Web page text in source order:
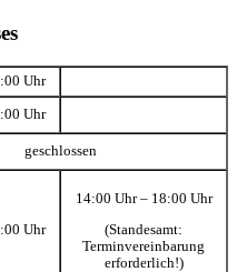
Uhr
Uhr
geschlossen
Uhr
14:00 Uhr – 18:00 Uhr
(Standesamt:
Terminvereinbarung
erforderlich!)